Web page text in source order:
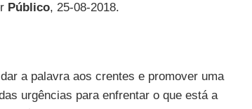
Público, 25-08-2018.
a palavra aos crentes e promover uma
urgências para enfrentar o que está a